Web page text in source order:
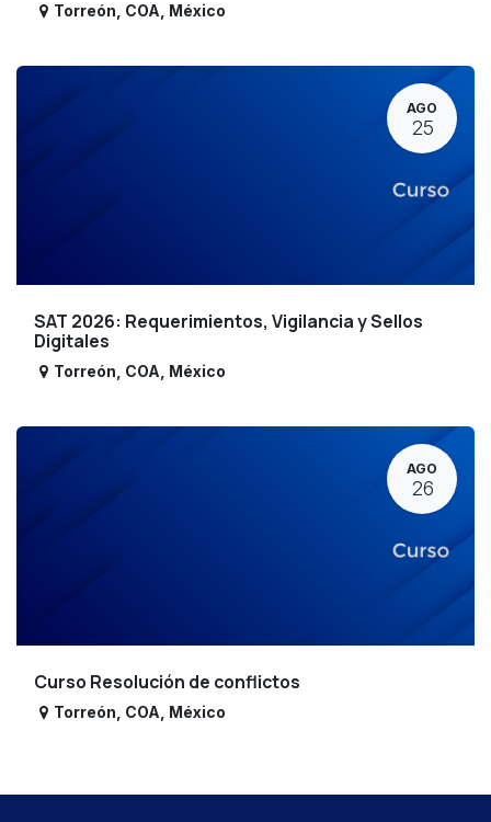
Torreón COA México
AGO
25
SAT 2026: Requerimientos, Vigilancia y Sellos
Digitales
Torreón COA México
AGO
26
Curso Resolución de conflictos
Torreón COA México